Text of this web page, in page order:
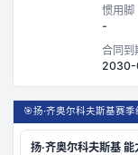
惯用脚
-
合同到
🎯扬·齐奥尔科夫斯基赛
扬·齐奥尔科夫斯基能